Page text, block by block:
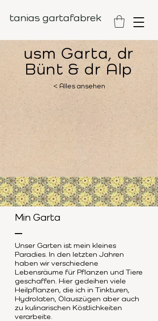
tanias gartafabrek
usm Garta, dr
Bünt & dr Alp
< Alles ansehen
Min Garta
Unser Garten ist mein kleines
Paradies. In den letzten Jahren
haben wir verschiedene
Lebensräume für Pflanzen und Tiere
geschaffen. Hier gedeihen viele
Heilpflanzen, die ich in Tinkturen,
Hydrolaten, Ölauszügen aber auch
zu kulinarischen Köstlichkeiten
verarbeite.